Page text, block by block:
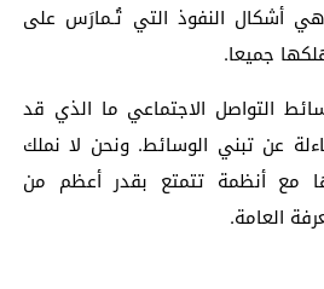
أشكال النفوذ التي تُـمارَس على
جميعا.
التواصل الاجتماعي ما الذي قد
عن تبني الوسائط. ونحن لا نملك
مع أنظمة تتمتع بقدر أعظم من
العامة.